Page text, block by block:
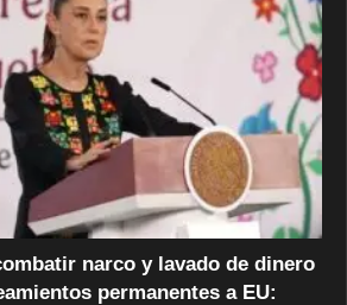
narco y lavado de dinero
permanentes a EU: